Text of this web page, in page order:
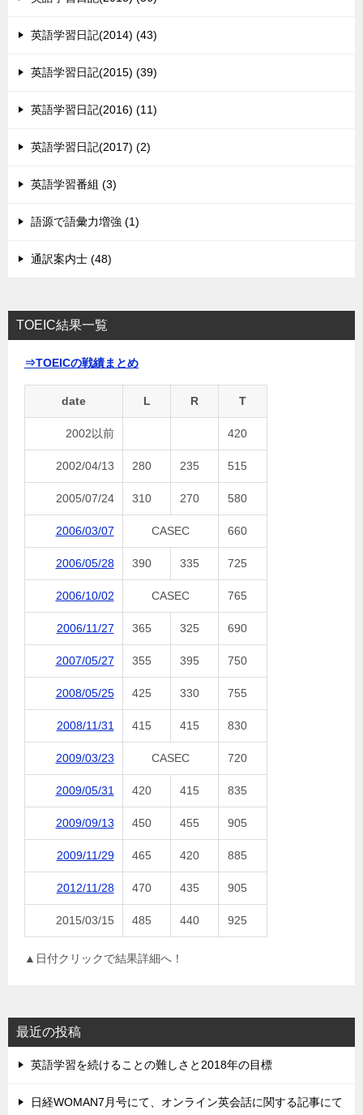
英語学習日記(2014) (43)
英語学習日記(2015) (39)
英語学習日記(2016) (11)
英語学習日記(2017) (2)
英語学習番組 (3)
語源で語彙力増強 (1)
通訳案内士 (48)
TOEIC結果一覧
⇒TOEICの戦績まとめ
date L R T
2002以前 420
2002/04/13 280 235 515
2005/07/24 310 270 580
2006/03/07 CASEC 660
2006/05/28 390 335 725
2006/10/02 CASEC 765
2006/11/27 365 325 690
2007/05/27 355 395 750
2008/05/25 425 330 755
2008/11/31 415 415 830
2009/03/23 CASEC 720
2009/05/31 420 415 835
2009/09/13 450 455 905
2009/11/29 465 420 885
2012/11/28 470 435 905
2015/03/15 485 440 925
▲日付クリックで結果詳細へ！
最近の投稿
英語学習を続けることの難しさと2018年の目標
日経WOMAN7月号にて、オンライン英会話に関する記事にて